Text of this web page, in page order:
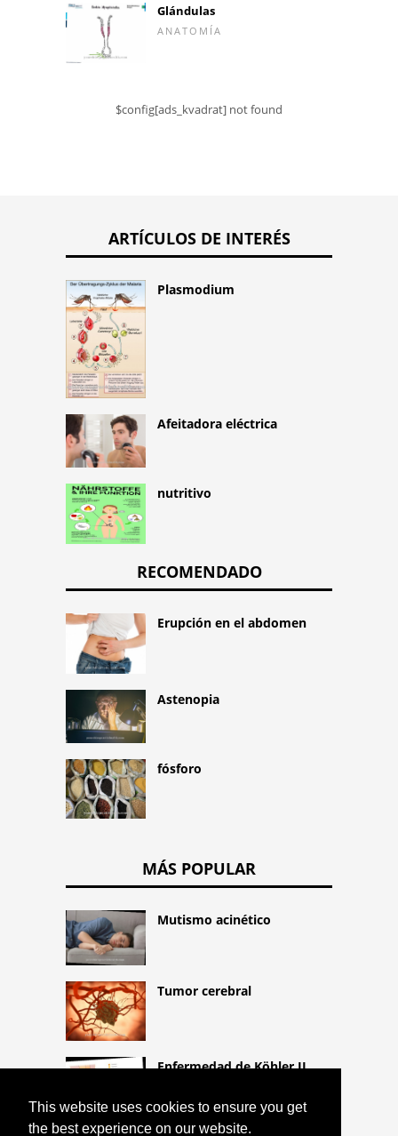
This website uses cookies to ensure you get
the best experience on our website.
Glándulas
ANATOMÍA
$config[ads_kvadrat] not found
ARTÍCULOS DE INTERÉS
Plasmodium
Afeitadora eléctrica
nutritivo
RECOMENDADO
Erupción en el abdomen
Astenopia
fósforo
MÁS POPULAR
Mutismo acinético
Tumor cerebral
Enfermedad de Köhler II